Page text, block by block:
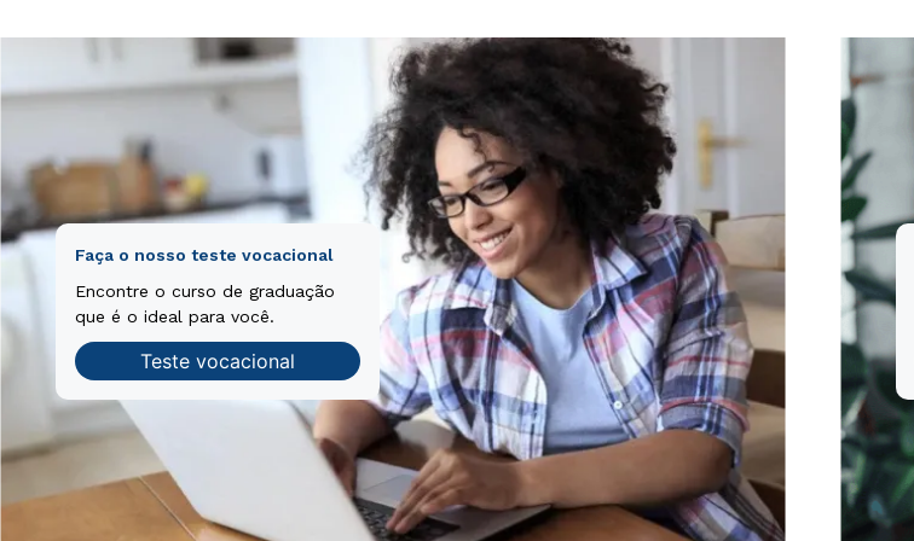
Faça o nosso teste vocacional
Encontre o curso de graduação
que é o ideal para você.
Teste vocacional